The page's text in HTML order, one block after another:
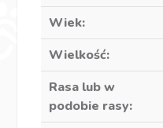
Wiek:
Wielkość:
Rasa lub w
podobie rasy: